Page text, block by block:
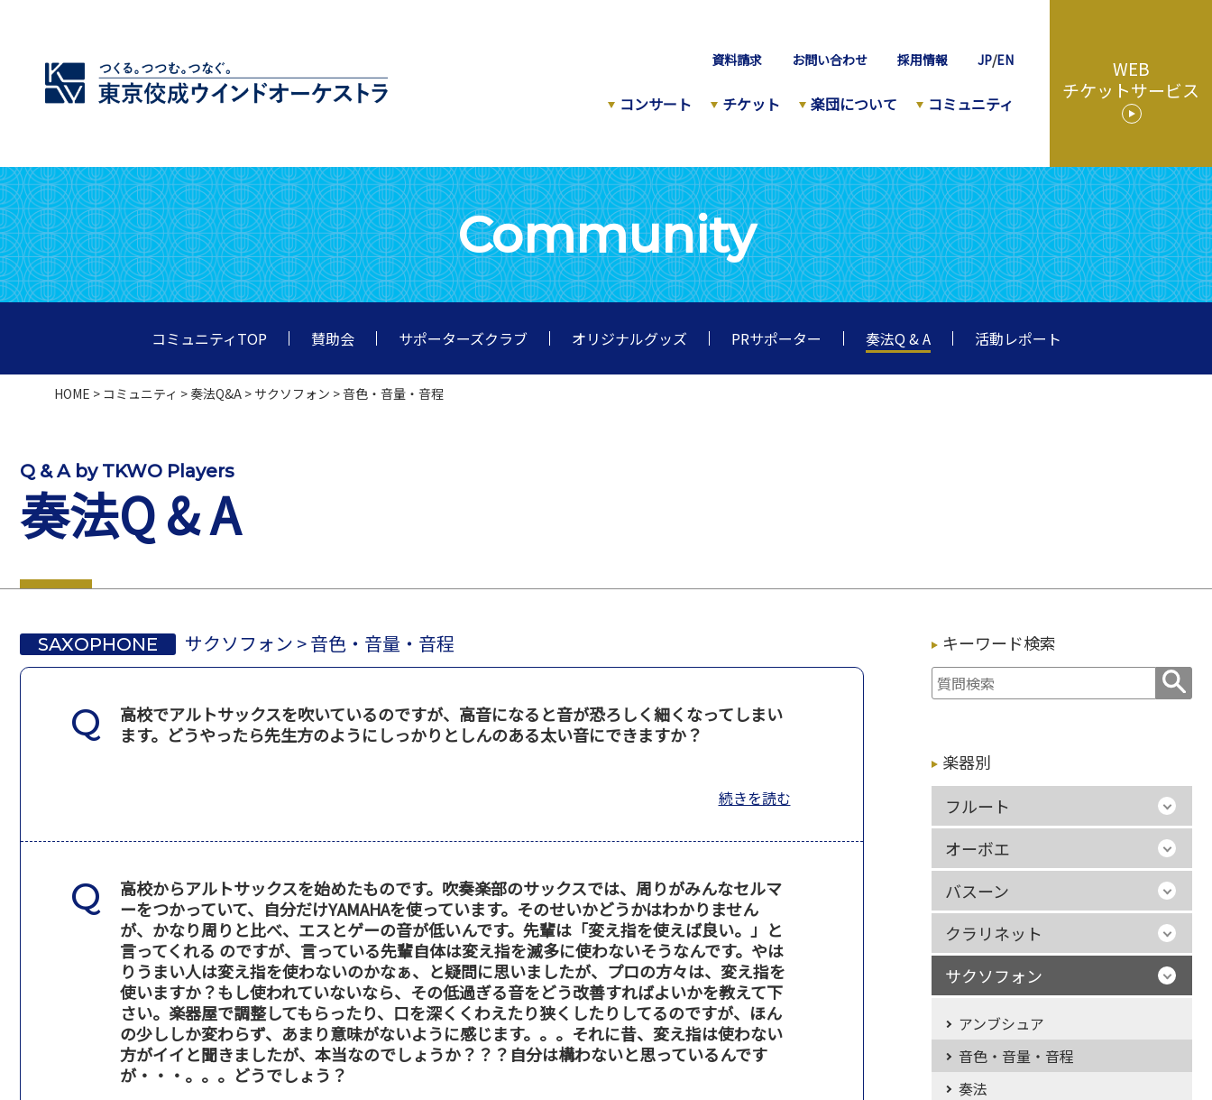
資料請求 お問い合わせ 採用情報 JP/EN
コンサート チケット 楽団について コミュニティ
WEB
チケットサービス
Community
コミュニティTOP 賛助会 サポーターズクラブ オリジナルグッズ PRサポーター 奏法Q & A 活動レポート
HOME > コミュニティ > 奏法Q&A > サクソフォン > 音色・音量・音程
Q & A by TKWO Players
奏法Q & A
SAXOPHONE サクソフォン > 音色・音量・音程
高校でアルトサックスを吹いているのですが、高音になると音が恐ろしく細くなってしまい
ます。どうやったら先生方のようにしっかりとしんのある太い音にできますか？
続きを読む
高校からアルトサックスを始めたものです。吹奏楽部のサックスでは、周りがみんなセルマ
ーをつかっていて、自分だけYAMAHAを使っています。そのせいかどうかはわかりません
が、かなり周りと比べ、エスとゲーの音が低いんです。先輩は「変え指を使えば良い。」と
言ってくれる のですが、言っている先輩自体は変え指を滅多に使わないそうなんです。やは
りうまい人は変え指を使わないのかなぁ、と疑問に思いましたが、プロの方々は、変え指を
使いますか？もし使われていないなら、その低過ぎる音をどう改善すればよいかを教えて下
さい。楽器屋で調整してもらったり、口を深くくわえたり狭くしたりしてるのですが、ほん
の少ししか変わらず、あまり意味がないように感じます。。。それに昔、変え指は使わない
方がイイと聞きましたが、本当なのでしょうか？？？自分は構わないと思っているんです
が・・・。。。どうでしょう？
キーワード検索
楽器別
フルート
オーボエ
バスーン
クラリネット
サクソフォン
アンブシュア
音色・音量・音程
奏法